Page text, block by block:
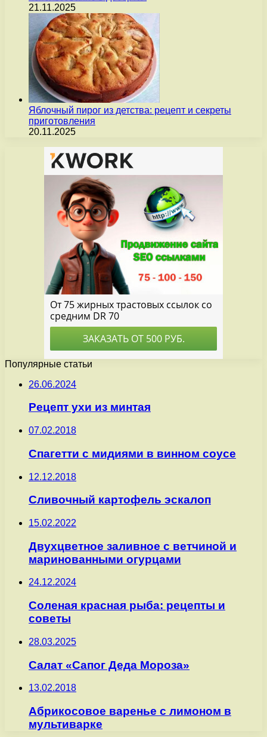
21.11.2025
Яблочный пирог из детства: рецепт и секреты
приготовления
20.11.2025
Популярные статьи
26.06.2024
Рецепт ухи из минтая
07.02.2018
Спагетти с мидиями в винном соусе
12.12.2018
Сливочный картофель эскалоп
15.02.2022
Двухцветное заливное с ветчиной и
маринованными огурцами
24.12.2024
Соленая красная рыба: рецепты и
советы
28.03.2025
Салат «Сапог Деда Мороза»
13.02.2018
Абрикосовое варенье с лимоном в
мультиварке